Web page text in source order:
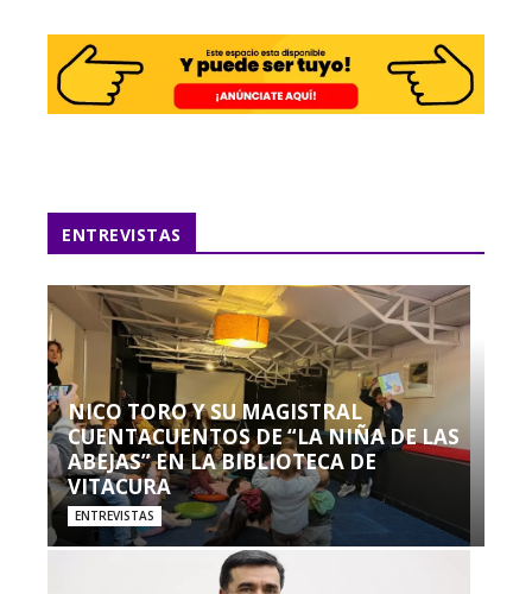
ENTREVISTAS
NICO TORO Y SU MAGISTRAL
CUENTACUENTOS DE “LA NIÑA DE LAS
ABEJAS” EN LA BIBLIOTECA DE
VITACURA
ENTREVISTAS